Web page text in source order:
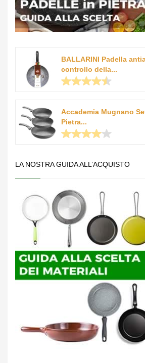
BALLARINI Padella
controllo della...
Accademia Mugnano
Pietra...
LA NOSTRA GUIDA ALL’ACQUISTO